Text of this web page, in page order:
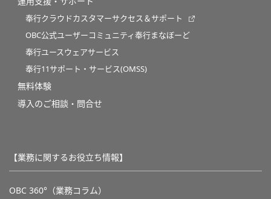
奉行クラウドカスタマーサクセス＆サポート
OBC公式ユーザーコミュニティ奉行まなぼーど
奉行ユースウェアサービス
奉行11サポート・サービス(OMSS)
無料体験
導入のご相談・問合せ
【業務に関するお役立ち情報】
OBC 360°（業務コラム）